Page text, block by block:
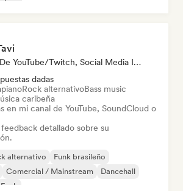
hop
Canal De YouTube/Twitch, Social Media Influencer
dadas
Rock alternativoBass music
caribeña
en mi canal de YouTube, SoundCloud o
detallado sobre su
alternativo
Funk brasileño
Comercial / Mainstream
Dancehall
Funk